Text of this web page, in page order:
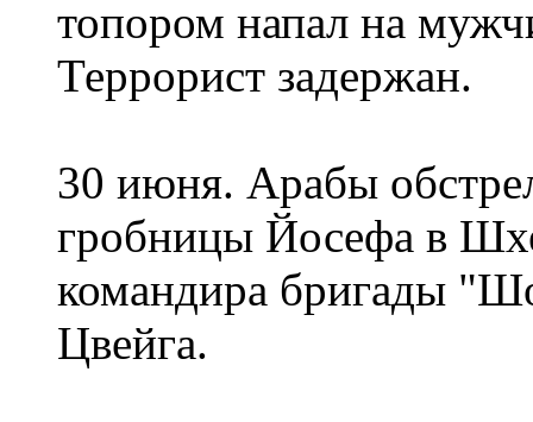
топором напал на
Террорист задержан.
30 июня. Арабы
гробницы Йосефа в
командира бригады
Цвейга.